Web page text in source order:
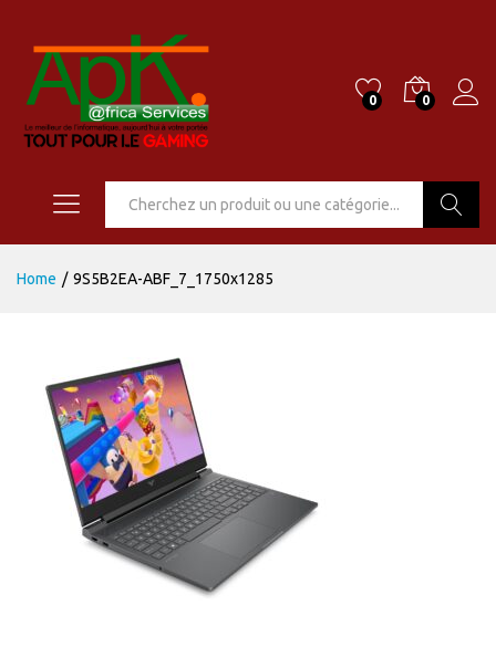
0 0
Home / 9S5B2EA-ABF_7_1750x1285